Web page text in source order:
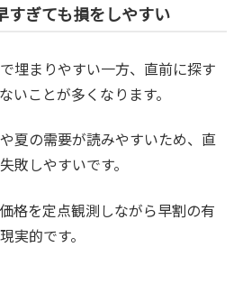
すぎても損をしやすい
埋まりやすい一方、直前に探す
いことが多くなります。
夏の需要が読みやすいため、直
敗しやすいです。
格を定点観測しながら早割の有
実的です。